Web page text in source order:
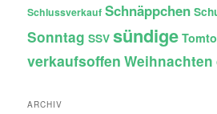
Schlussverkauf Schnäppchen
Sonntag SSV sündige Tomto
verkaufsoffen Weihnachten
ARCHIV